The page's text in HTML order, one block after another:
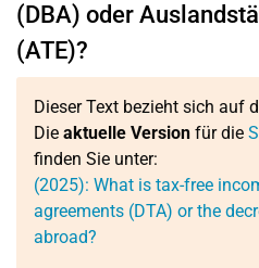
(DBA) oder
(ATE)?
Dieser Text bezieht sich auf
Die aktuelle Version für die
finden Sie unter:
(2025): What is tax-free
agreements (DTA) or the
abroad?